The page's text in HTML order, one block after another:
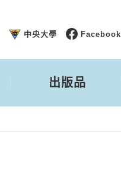
中央大學 Facebook
出版品